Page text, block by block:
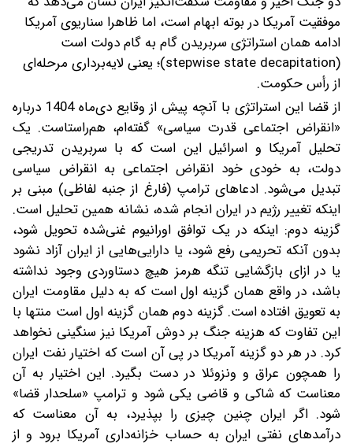
موفقیت آمریکا در بوته ابهام است، اما ظاهرا سناریوی آمریکا
ادامه همان استراتژی سربریدن گام به گام دولت است
(stepwise state decapitation)؛ یعنی لایه‌برداری مرحله‌ای
از رأس حکومت.
از قضا این استراتژی با آنچه پیش از وقایع دی‌ماه 1404 درباره
«انقراض اجتماعی قدرت سیاسی» گفته‌ام، هم‌راستاست. یک
تحلیل آمریکا و اسرائیل این است که با سربریدن تدریجی
دولت، به خودی خود انقراض اجتماعی به انقراض سیاسی
تبدیل می‌شود. ادعاهای ترامپ (فارغ از جنبه لفاظی) مبنی بر
اینکه تغییر رژیم در ایران انجام شده، نشانه همین تحلیل است.
گزینه دوم: اینکه در یک توافق اورانیوم غنی‌شده تحویل شود،
بدون آنکه تحریمی رفع شود، یا دارایی‌هایی از ایران آزاد نشود
یا در ازای بازگشایی تنگه هرمز هیچ دستاوردی وجود نداشته
باشد، در واقع همان گزینه اول است که به دلیل مقاومت ایران
به تعویق افتاده است. گزینه دوم همان گزینه اول است منتها با
این تفاوت که هزینه جنگ بر دوش آمریکا نیز سنگینی نخواهد
کرد. در هر دو گزینه آمریکا در پی آن است که اختیار نفت ایران
را همچون عراق و ونزوئلا در دست بگیرد. این اختیار به آن
معناست که شاکی و قاضی یکی شود و ترامپ «سلحدار قضا»
شود. اگر ایران چنین چیزی را بپذیرد، به آن معناست که
درآمدهای نفتی ایران به حساب خزانه‌داری آمریکا برود و از